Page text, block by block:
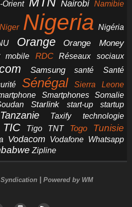
Orient Nairobi Namibie
Niger Nigeria Nigéria
Orange Orange Money
mobile RDC Réseaux sociaux
Samsung santé Santé
Sénégal
Sierra Leone
Smartphones
Somalie
Starlink start-up startup
Tanzanie Taxify
technologie
TIC Tigo TNT Togo Tunisie
Vodacom Vodafone Whatsapp
Zipline
Syndication | Powered by WM